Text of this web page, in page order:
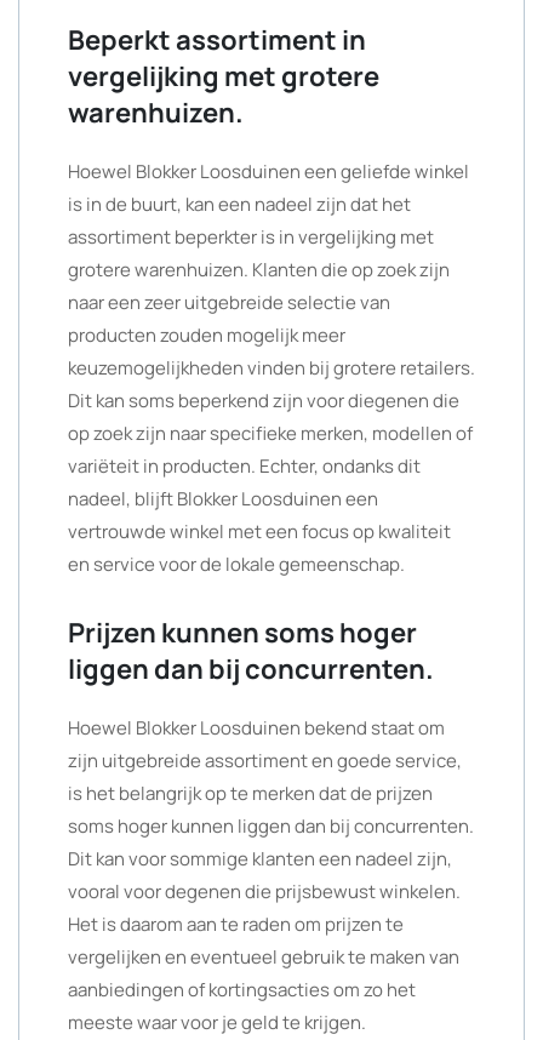
Beperkt assortiment in
vergelijking met grotere
warenhuizen.
Hoewel Blokker Loosduinen een geliefde winkel
is in de buurt, kan een nadeel zijn dat het
assortiment beperkter is in vergelijking met
grotere warenhuizen. Klanten die op zoek zijn
naar een zeer uitgebreide selectie van
producten zouden mogelijk meer
keuzemogelijkheden vinden bij grotere retailers.
Dit kan soms beperkend zijn voor diegenen die
op zoek zijn naar specifieke merken, modellen of
variëteit in producten. Echter, ondanks dit
nadeel, blijft Blokker Loosduinen een
vertrouwde winkel met een focus op kwaliteit
en service voor de lokale gemeenschap.
Prijzen kunnen soms hoger
liggen dan bij concurrenten.
Hoewel Blokker Loosduinen bekend staat om
zijn uitgebreide assortiment en goede service,
is het belangrijk op te merken dat de prijzen
soms hoger kunnen liggen dan bij concurrenten.
Dit kan voor sommige klanten een nadeel zijn,
vooral voor degenen die prijsbewust winkelen.
Het is daarom aan te raden om prijzen te
vergelijken en eventueel gebruik te maken van
aanbiedingen of kortingsacties om zo het
meeste waar voor je geld te krijgen.